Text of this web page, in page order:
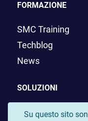
Su questo sito
FORMAZIONE
SMC Training
Techblog
News
SOLUZIONI
Liferay